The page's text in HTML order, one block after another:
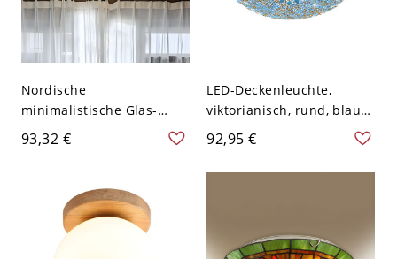
Nordische
minimalistische Glas-
Kuppel-Deckenleuchte
LED-Aufbauleuchte -
93,32 €
LED-Deckenleuchte,
viktorianisch, rund, blaues
Buntglas, Rautenmuster,
30 cm breit
92,95 €